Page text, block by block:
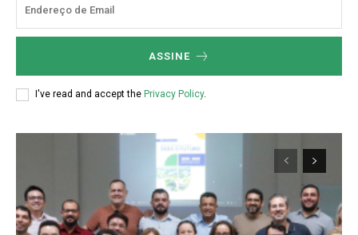
ASSINE
I've read and accept the Privacy Policy.